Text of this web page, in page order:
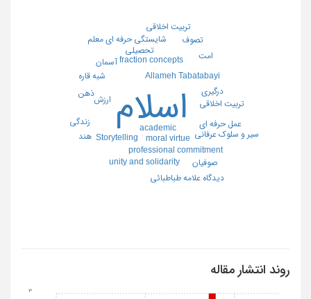
اسلام
academic
Allameh Tabatabayi
fraction concepts
moral virtue
professional commitment
Storytelling
unity and solidarity
تحصیلی
تربیت اخلاقی
درگیری
شایستگی حرفه ای معلم
شبه قاره
عمل حرفه ای
آسمان
ارزش
امت
تربیت اخلاقی
تصوف
دیدگاه علامه طباطبائی
ذهن
زندگی
سیر و سلوک عرفانی
صوفیان
هند
روند انتشار مقاله
3